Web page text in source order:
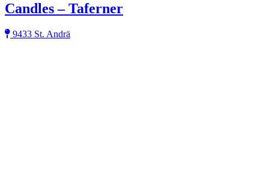
Candles – Taferner
9433 St. Andrä